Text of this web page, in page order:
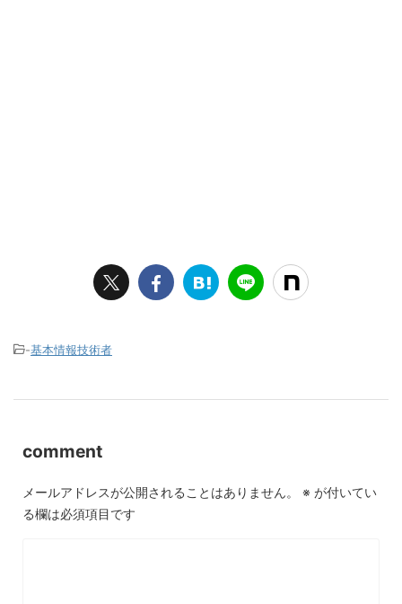
-基本情報技術者
comment
メールアドレスが公開されることはありません。 ※ が付いてい
る欄は必須項目です